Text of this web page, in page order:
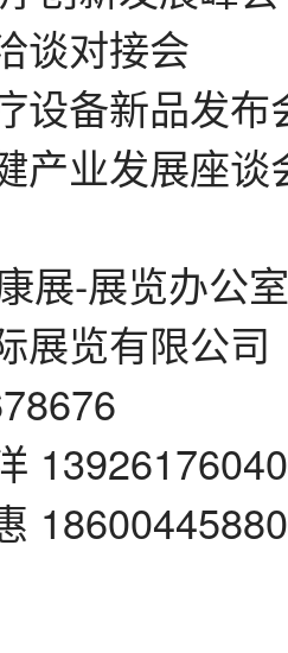
谈对接会
设备新品发布
产业发展座谈
展-展览办公
展览有限公司